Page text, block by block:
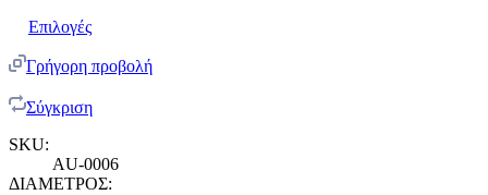
Επιλογές
Γρήγορη προβολή
Σύγκριση
SKU:
AU-0006
ΔΙΑΜΕΤΡΟΣ: